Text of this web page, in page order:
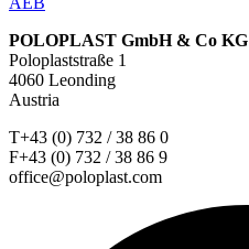
POLOPLAST GmbH & Co KG
Poloplaststraße 1
4060 Leonding
Austria
T+43 (0) 732 / 38 86 0
F+43 (0) 732 / 38 86 9
office@poloplast.com